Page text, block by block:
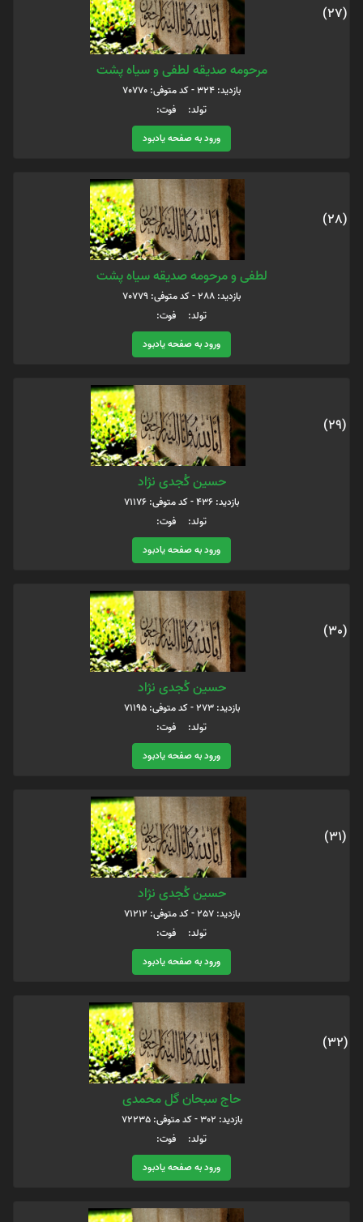
(27)
مرحومه صدیقه لطفی و سیاه پشت
بازدید: 324 - کد متوفی: 70770
تولد: فوت:
ورود به صفحه یادبود
(28)
لطفی و مرحومه صدیقه سیاه پشت
بازدید: 288 - کد متوفی: 70779
تولد: فوت:
ورود به صفحه یادبود
(29)
حسین کُجدی نژاد
بازدید: 436 - کد متوفی: 71176
تولد: فوت:
ورود به صفحه یادبود
(30)
حسین کُجدی نژاد
بازدید: 273 - کد متوفی: 71195
تولد: فوت:
ورود به صفحه یادبود
(31)
حسین کُجدی نژاد
بازدید: 257 - کد متوفی: 71212
تولد: فوت:
ورود به صفحه یادبود
(32)
حاج سبحان گل محمدی
بازدید: 302 - کد متوفی: 72235
تولد: فوت:
ورود به صفحه یادبود